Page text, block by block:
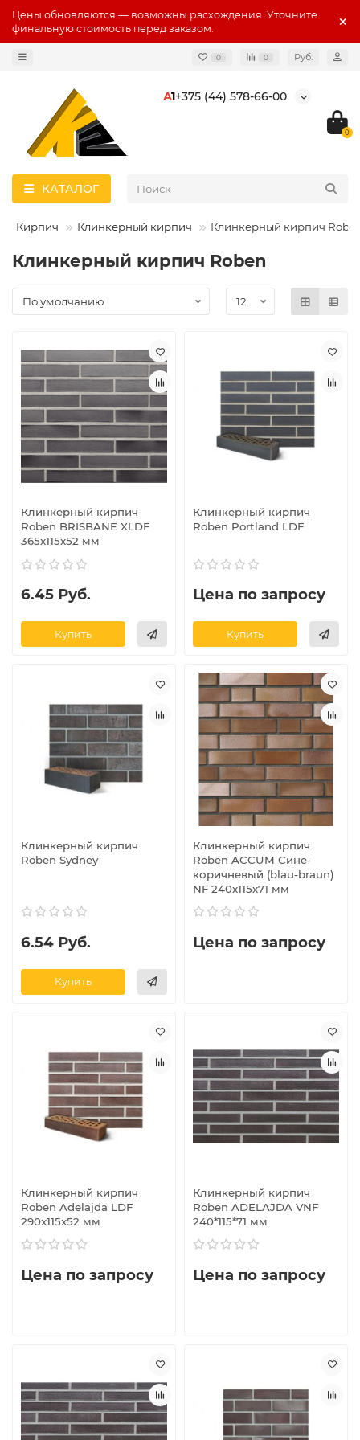
Цены обновляются — возможны расхождения. Уточните
финальную стоимость перед заказом.
0 0 Руб.
А1+375 (44) 578-66-00
0
КАТАЛОГ
Кирпич Клинкерный кирпич Клинкерный кирпич
Клинкерный кирпич Roben
Клинкерный кирпич
Roben BRISBANE XLDF
365x115x52 мм
6.45 Руб.
Купить
Клинкерный кирпич
Roben Portland LDF
Цена по запросу
Купить
Клинкерный кирпич
Roben Sydney
6.54 Руб.
Купить
Клинкерный кирпич
Roben ACCUM Сине-
коричневый (blau-braun)
NF 240x115x71 мм
Цена по запросу
Клинкерный кирпич
Roben Adelajda LDF
290x115x52 мм
Цена по запросу
Клинкерный кирпич
Roben ADELAJDA VNF
240*115*71 мм
Цена по запросу